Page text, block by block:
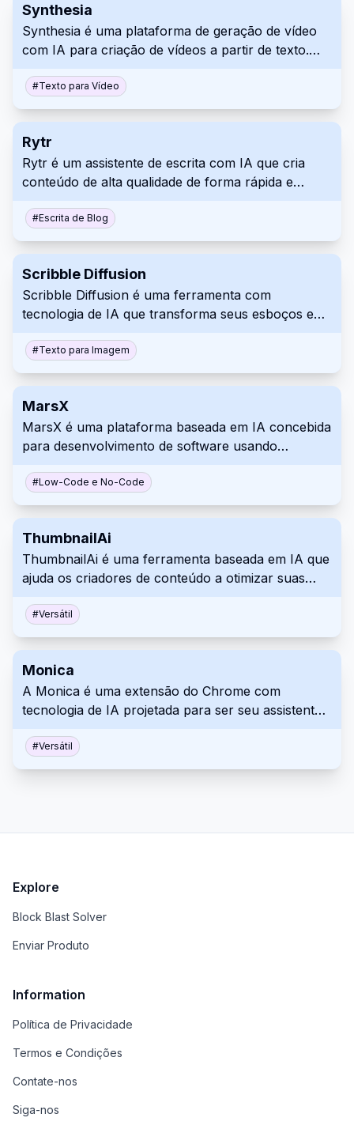
Synthesia
Synthesia é uma plataforma de geração de vídeo
com IA para criação de vídeos a partir de texto.
locuções em mais de 120 idiomas. Crie vídeos
profissionais sem a necessidade de câmeras ou
#Texto para Vídeo
Rytr
Rytr é um assistente de escrita com IA que cria
conteúdo de alta qualidade de forma rápida e
vários idiomas e tons. O Rytr otimiza o seu
processo de escrita, desde emails a publicações
#Escrita de Blog
Scribble Diffusion
Scribble Diffusion é uma ferramenta com
tecnologia de IA que transforma seus esboços em
de texto ao seu esboço, você pode orientar a
interpretação e geração da imagem final pela IA.
para iniciantes quanto para artistas experientes.
#Texto para Imagem
MarsX
MarsX é uma plataforma baseada em IA concebida
para desenvolvimento de software usando
funcionalidades No-Code avançadas para maior
facilidade de utilização, permitindo também o
concebidas por vários fornecedores especializados
para satisfazer diversas necessidades de criadores
com diversas formações técnicas. Além disso,
e publicação de ativos e produtos digitais
desenvolvidos, criados ou editados com MarsX.
#Low-Code e No-Code
ThumbnailAi
ThumbnailAi é uma ferramenta baseada em IA que
ajuda os criadores de conteúdo a otimizar suas
orientados por dados para melhorar o apelo visual
e aumentar as taxas de cliques, permitindo
#Versátil
Monica
A Monica é uma extensão do Chrome com
tecnologia de IA projetada para ser seu assistente
como o GPT-4, para fornecer suporte online
contínuo e serviços otimizados. Isso varia de chat,
#Versátil
Explore
Block Blast Solver
Enviar Produto
Information
Política de Privacidade
Termos e Condições
Contate-nos
Siga-nos